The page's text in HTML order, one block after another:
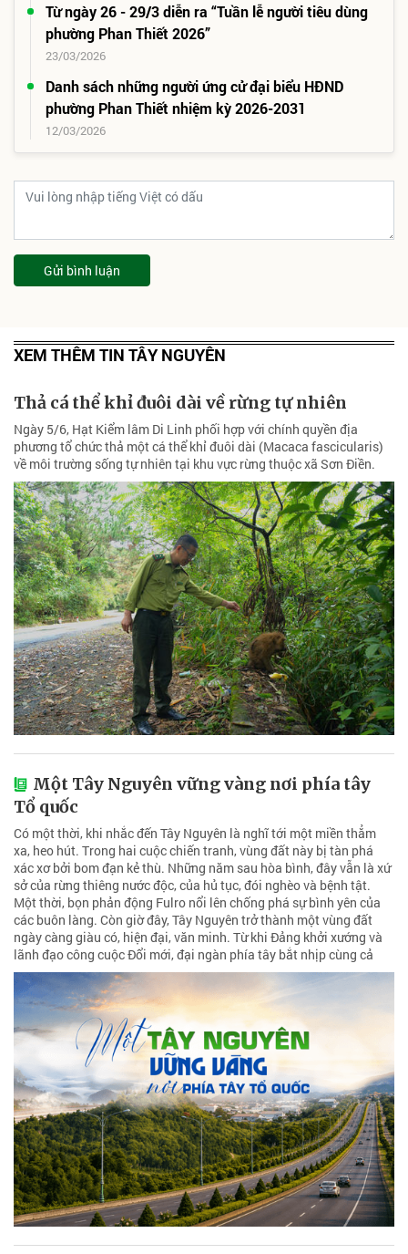
Từ ngày 26 - 29/3 diễn ra “Tuần lễ người tiêu dùng
phường Phan Thiết 2026”
23/03/2026
Danh sách những người ứng cử đại biểu HĐND
phường Phan Thiết nhiệm kỳ 2026-2031
12/03/2026
Gửi bình luận
XEM THÊM TIN TÂY NGUYÊN
Thả cá thể khỉ đuôi dài về rừng tự nhiên
Ngày 5/6, Hạt Kiểm lâm Di Linh phối hợp với chính quyền địa
phương tổ chức thả một cá thể khỉ đuôi dài (Macaca fascicularis)
về môi trường sống tự nhiên tại khu vực rừng thuộc xã Sơn Điền.
Một Tây Nguyên vững vàng nơi phía tây
Tổ quốc
Có một thời, khi nhắc đến Tây Nguyên là nghĩ tới một miền thẳm
xa, heo hút. Trong hai cuộc chiến tranh, vùng đất này bị tàn phá
xác xơ bởi bom đạn kẻ thù. Những năm sau hòa bình, đây vẫn là xứ
sở của rừng thiêng nước độc, của hủ tục, đói nghèo và bệnh tật.
Một thời, bọn phản động Fulro nổi lên chống phá sự bình yên của
các buôn làng. Còn giờ đây, Tây Nguyên trở thành một vùng đất
ngày càng giàu có, hiện đại, văn minh. Từ khi Đảng khởi xướng và
lãnh đạo công cuộc Đổi mới, đại ngàn phía tây bắt nhịp cùng cả